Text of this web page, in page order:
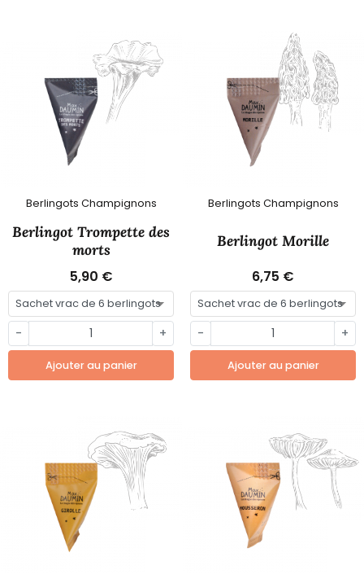
Berlingots Champignons
Berlingot Trompette des
morts
5,90 €
- +
Ajouter au panier
Berlingots Champignons
Berlingot Morille
6,75 €
- +
Ajouter au panier